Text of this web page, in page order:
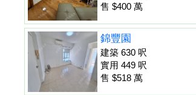
售 $400 萬
錦豐園
建築 630 呎
實用 449 呎
售 $518 萬